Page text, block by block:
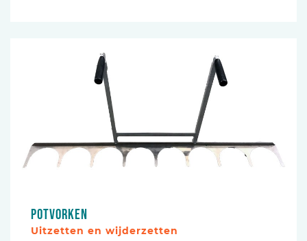
Potvorken
Uitzetten en wijderzetten